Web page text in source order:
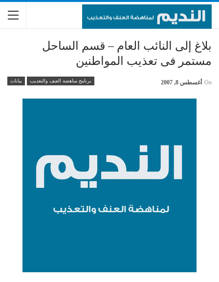
بلاغ إلى النائب العام – قسم الساحل
مستمر فى تعذيب المواطنين
برنامج مناهضة العنف والتعذيب بيانات On أغسطس 8, 2007